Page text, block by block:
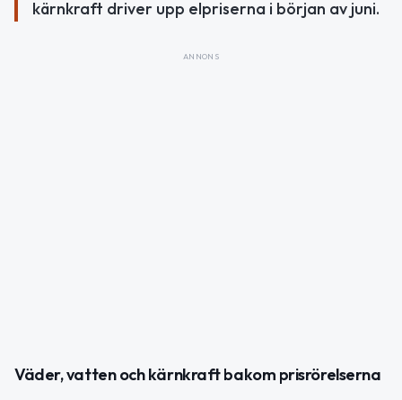
kärnkraft driver upp elpriserna i början av juni.
ANNONS
Väder, vatten och kärnkraft bakom prisrörelserna